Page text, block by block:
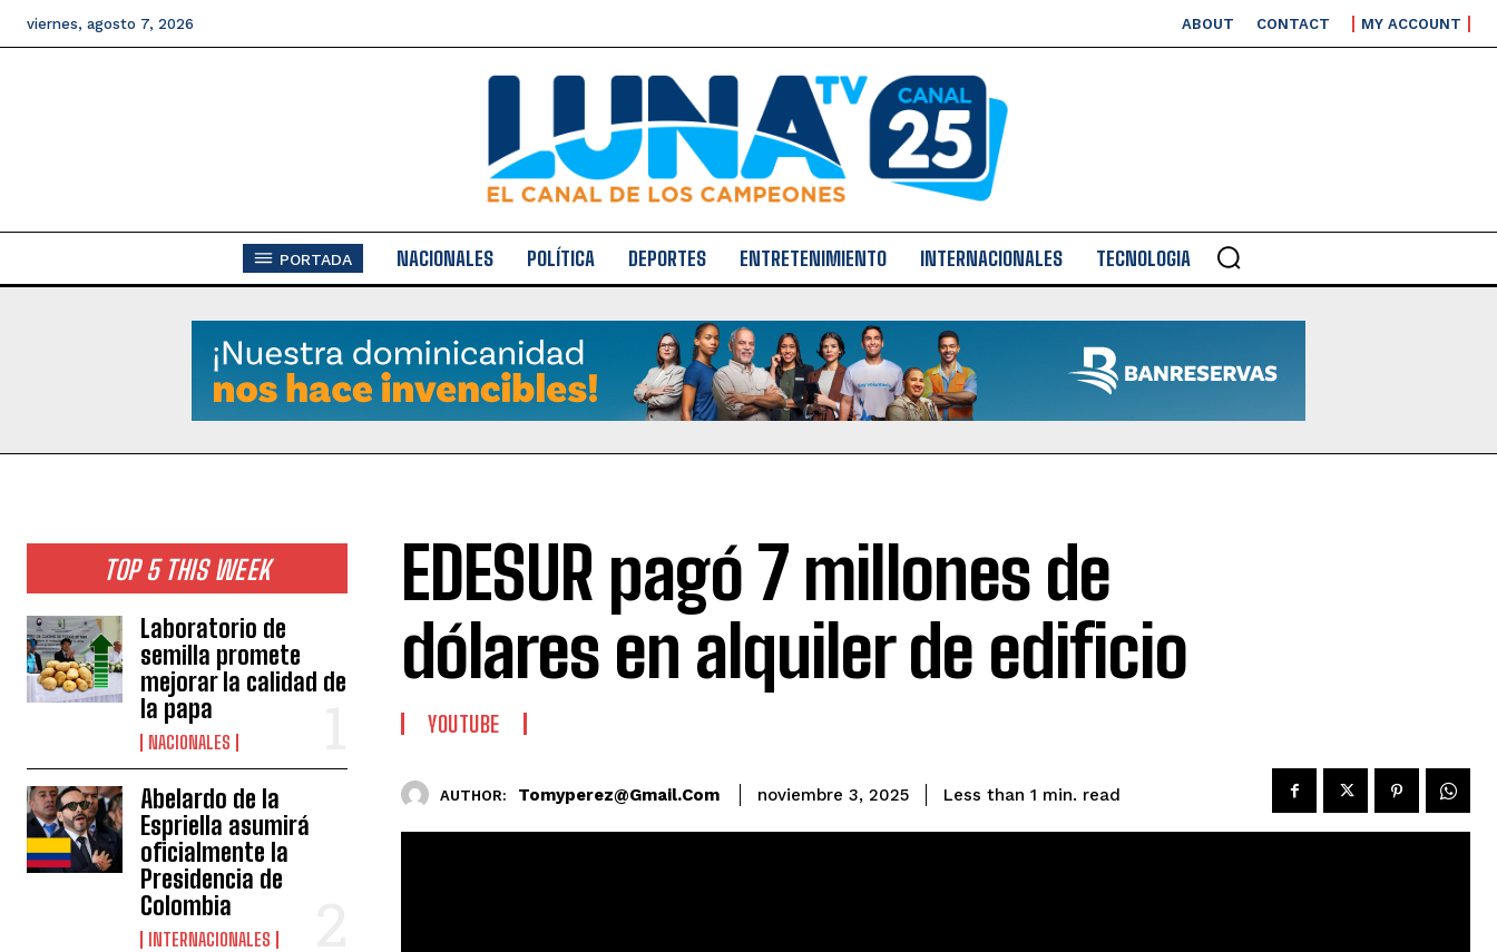
viernes, agosto 7, 2026 ABOUT CONTACT MY ACCOUNT
PORTADA NACIONALES POLÍTICA DEPORTES ENTRETENIMIENTO INTERNACIONALES TECNOLOGIA
TOP 5 THIS WEEK
Laboratorio de
semilla promete
mejorar la calidad de
la papa
NACIONALES
Abelardo de la
Espriella asumirá
oficialmente la
Presidencia de
Colombia
INTERNACIONALES
EDESUR pagó 7 millones de
dólares en alquiler de edificio
YOUTUBE
AUTHOR: Tomyperez@gmail.com noviembre 3, 2025 Less than 1 min. read